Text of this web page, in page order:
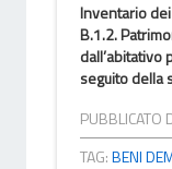
Inventario
B.1.2.
dall’abitativo
seguito della
PUBBLICATO
TAG:BENI